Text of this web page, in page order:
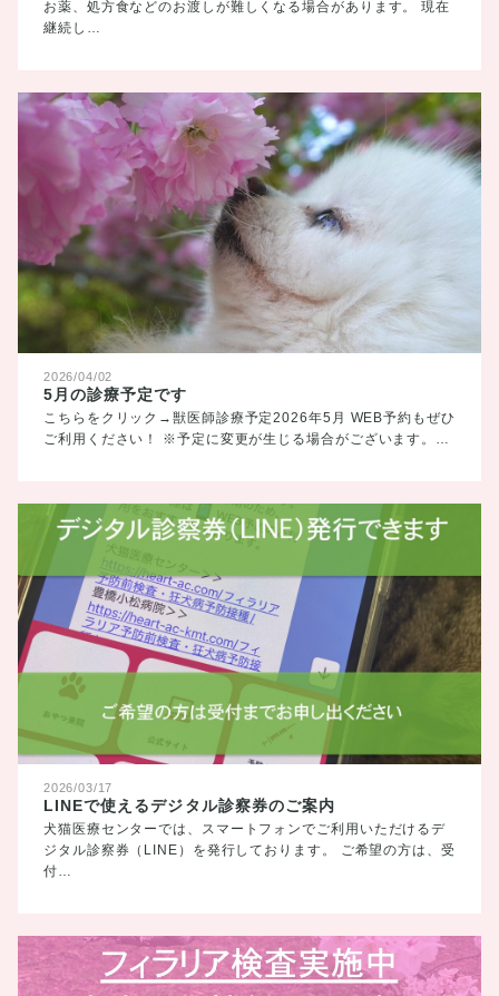
お薬、処方食などのお渡しが難しくなる場合があります。 現在
継続し…
2026/04/02
5月の診療予定です
こちらをクリック→獣医師診療予定2026年5月 WEB予約もぜひ
ご利用ください！ ※予定に変更が生じる場合がございます。…
2026/03/17
LINEで使えるデジタル診察券のご案内
犬猫医療センターでは、スマートフォンでご利用いただけるデ
ジタル診察券（LINE）を発行しております。 ご希望の方は、受
付…